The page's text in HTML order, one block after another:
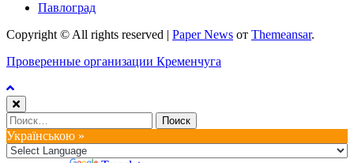
Павлоград
Copyright © All rights reserved | Paper News от Themeansar.
Проверенные организации Кременчуга
Найти:
Українською »